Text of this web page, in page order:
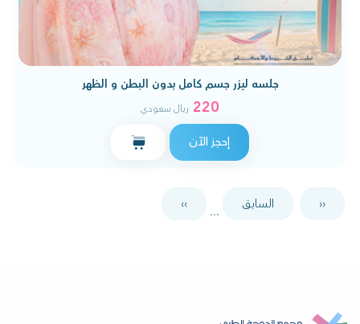
جلسه ليزر جسم كامل بدون البطن و الظهر
220 ريال سعودي
إحجز الآن
‹‹ السابق ...
››